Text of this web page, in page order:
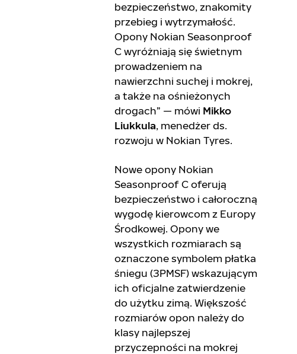
bezpieczeństwo, znakomity
przebieg i wytrzymałość.
Opony Nokian Seasonproof
C wyróżniają się świetnym
prowadzeniem na
nawierzchni suchej i mokrej,
a także na ośnieżonych
drogach” — mówi Mikko
Liukkula, menedżer ds.
rozwoju w Nokian Tyres.
Nowe opony Nokian
Seasonproof C oferują
bezpieczeństwo i całoroczną
wygodę kierowcom z Europy
Środkowej. Opony we
wszystkich rozmiarach są
oznaczone symbolem płatka
śniegu (3PMSF) wskazującym
ich oficjalne zatwierdzenie
do użytku zimą. Większość
rozmiarów opon należy do
klasy najlepszej
przyczepności na mokrej